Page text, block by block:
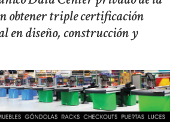
obtener triple certificación
en diseño, construcción y